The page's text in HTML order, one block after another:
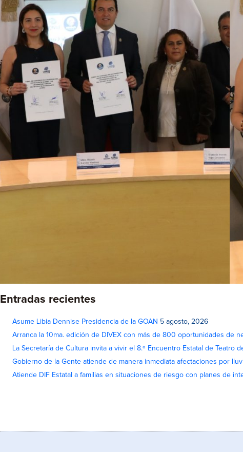
Entradas recientes
Asume Libia Dennise Presidencia de la GOAN 5 agosto, 2026
Arranca la 10ma. edición de DIVEX con más de 800 oportunidades de
La Secretaría de Cultura invita a vivir el 8.º Encuentro Estatal de Teatro
Gobierno de la Gente atiende de manera inmediata afectaciones por
Atiende DIF Estatal a familias en situaciones de riesgo con planes de